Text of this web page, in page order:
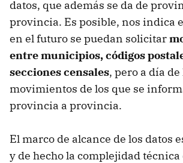
datos, que además se da de
provincia. Es posible, nos indica
en el futuro se puedan solicitar
entre municipios, códigos
secciones censales, pero a día
movimientos de los que se
provincia a provincia.
El marco de alcance de los datos
y de hecho la complejidad